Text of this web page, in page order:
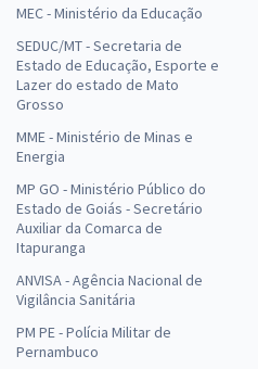
MEC - Ministério da Educação
SEDUC/MT - Secretaria de
Estado de Educação, Esporte e
Lazer do estado de Mato
Grosso
MME - Ministério de Minas e
Energia
MP GO - Ministério Público do
Estado de Goiás - Secretário
Auxiliar da Comarca de
Itapuranga
ANVISA - Agência Nacional de
Vigilância Sanitária
PM PE - Polícia Militar de
Pernambuco